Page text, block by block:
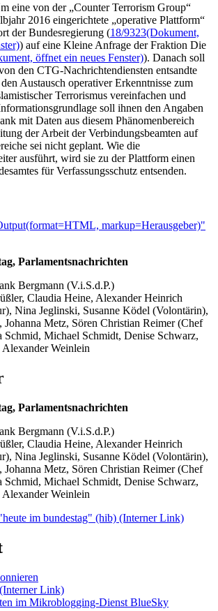
eine von der „Counter Terrorism Group“
2016 eingerichtete „operative Plattform“
der Bundesregierung (18/9323(Dokument,
) auf eine Kleine Anfrage der Fraktion Die
öffnet ein neues Fenster)). Danach soll
den CTG-Nachrichtendiensten entsandte
Austausch operativer Erkenntnisse zum
Terrorismus vereinfachen und
soll ihnen den Angaben
mit Daten aus diesem Phänomenbereich
der Arbeit der Verbindungsbeamten auf
sei nicht geplant. Wie die
ausführt, wird sie zu der Plattform einen
für Verfassungsschutz entsenden.
markup=Herausgeber)"
Parlamentsnachrichten
Bergmann (V.i.S.d.P.)
Claudia Heine, Alexander Heinrich
Nina Jeglinski, Susanne Ködel (Volontärin),
Johanna Metz, Sören Christian Reimer (Chef
Schmid, Michael Schmidt, Denise Schwarz,
Weinlein
Parlamentsnachrichten
Bergmann (V.i.S.d.P.)
Claudia Heine, Alexander Heinrich
Nina Jeglinski, Susanne Ködel (Volontärin),
Johanna Metz, Sören Christian Reimer (Chef
Schmid, Michael Schmidt, Denise Schwarz,
Weinlein
im bundestag" (hib) (Interner Link)
(Interner Link)
im Mikroblogging-Dienst BlueSky